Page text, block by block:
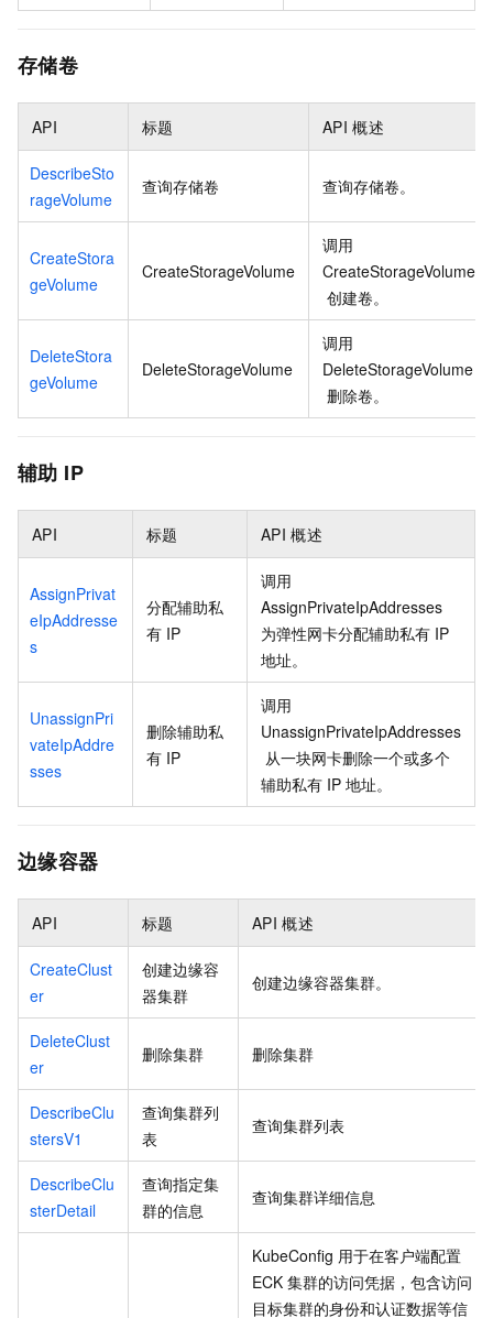
存储卷
API 标题 API 概述
DescribeSto
rageVolume
查询存储卷 查询存储卷。
CreateStora
geVolume
CreateStorageVolume
调用
CreateStorageVolume
创建卷。
DeleteStora
geVolume
DeleteStorageVolume
调用
DeleteStorageVolume
删除卷。
辅助 IP
API 标题 API 概述
AssignPrivat
eIpAddresse
s
分配辅助私
有 IP
调用
AssignPrivateIpAddresses
为弹性网卡分配辅助私有 IP
地址。
UnassignPri
vateIpAddre
sses
删除辅助私
有 IP
调用
UnassignPrivateIpAddresses
从一块网卡删除一个或多个
辅助私有 IP 地址。
边缘容器
API 标题 API 概述
CreateClust
er
创建边缘容
器集群
创建边缘容器集群。
DeleteClust
er
删除集群 删除集群
DescribeClu
stersV1
查询集群列
表
查询集群列表
DescribeClu
sterDetail
查询指定集
群的信息
查询集群详细信息
KubeConfig 用于在客户端配置
ECK 集群的访问凭据，包含访问
目标集群的身份和认证数据等信